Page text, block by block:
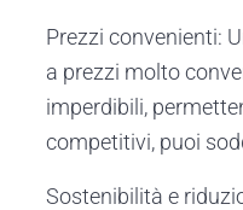
Prezzi convenienti:
a prezzi molto
imperdibili,
competitivi, puoi
Sostenibilità e